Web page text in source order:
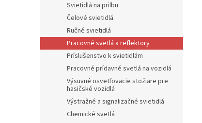
Svietidlá na prilbu
Čelové svietidlá
Ručné svietidlá
Pracovné svetlá a reflektory
Príslušenstvo k svietidlám
Pracovné prídavné svetlá na vozidlá
Výsuvné osvetľovacie stožiare pre
hasičské vozidlá
Výstražné a signalizačné svietidlá
Chemické svetlá